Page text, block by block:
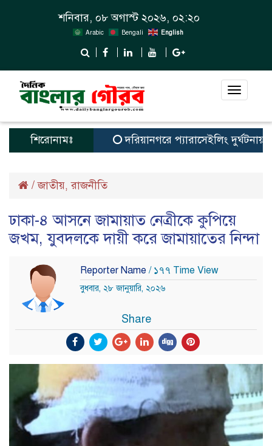
শনিবার, ০৮ অগাস্ট ২০২৬, ০২:২০
Arabic Bengali English
Toggle
শিরোনামঃ দরিয়ানগরে প্যারাসেইলিং দুর্ঘটনায়
/জাতীয়,রাজনীতি
ঢাকা-৪ আসনে জামায়াত নেত্রীকে কুপিয়ে
জখম, যুবদলকে দায়ী করে জামায়াতের নিন্দা
Reporter Name / ১৭৭ Time View
বুধবার, ২৮ জানুয়ারি, ২০২৬
Share